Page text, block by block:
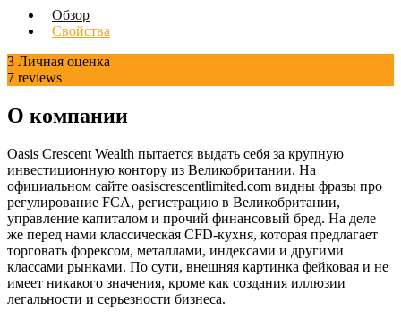
Обзор
Свойства
3 Личная оценка
7 reviews
О компании
Oasis Crescent Wealth пытается выдать себя за крупную
инвестиционную контору из Великобритании. На
официальном сайте oasiscrescentlimited.com видны фразы про
регулирование FCA, регистрацию в Великобритании,
управление капиталом и прочий финансовый бред. На деле
же перед нами классическая CFD-кухня, которая предлагает
торговать форексом, металлами, индексами и другими
классами рынками. По сути, внешняя картинка фейковая и не
имеет никакого значения, кроме как создания иллюзии
легальности и серьезности бизнеса.